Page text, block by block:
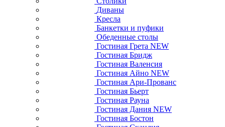
Диваны
Кресла
Банкетки и пуфики
Обеденные столы
Гостиная Грета NEW
Гостиная Бридж
Гостиная Валенсия
Гостиная Айно NEW
Гостиная Ари-Прованс
Гостиная Бьерт
Гостиная Рауна
Гостиная Дания NEW
Гостиная Бостон